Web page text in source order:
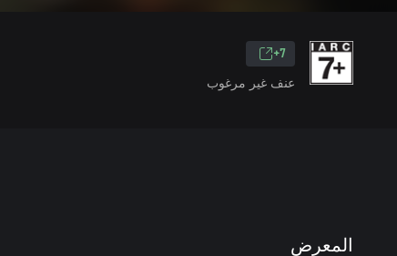
7+
عنف غير مرغوب
المعرض